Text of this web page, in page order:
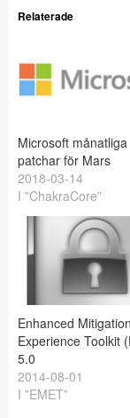
Relaterade
Microsoft månatliga
patchar för Mars
2018-03-14
I ”ChakraCore”
Enhanced Mitigation
Experience Toolkit
5.0
2014-08-01
I ”EMET”